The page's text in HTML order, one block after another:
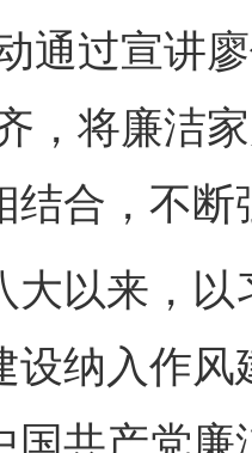
过宣讲廖
，将廉洁
结合，不
以来，以
设纳入作
国共产党